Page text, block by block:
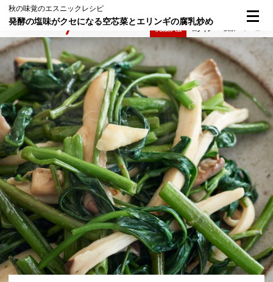
秋の味覚のエスニックレシピ
発酵の塩味がクセになる空芯菜とエリンギの腐乳炒め